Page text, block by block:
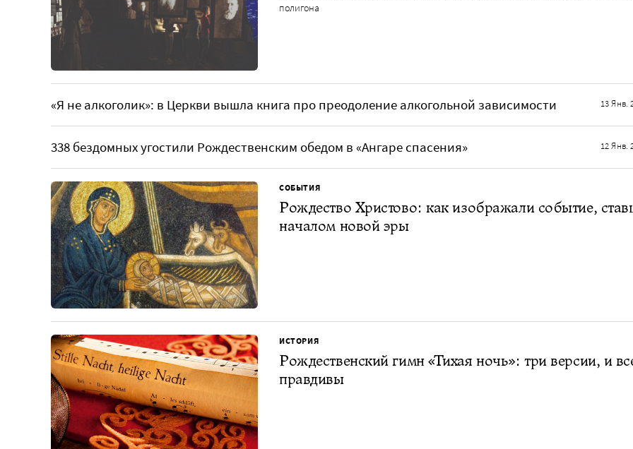
полигона
«Я не алкоголик»: в Церкви вышла книга про преодоление алкогольной зависимости 13 Янв.
338 бездомных угостили Рождественским обедом в «Ангаре спасения» 12 Янв.
СОБЫТИЯ
Рождество Христово: как изображали событие,
началом новой эры
ИСТОРИЯ
Рождественский гимн «Тихая ночь»: три версии, и
правдивы